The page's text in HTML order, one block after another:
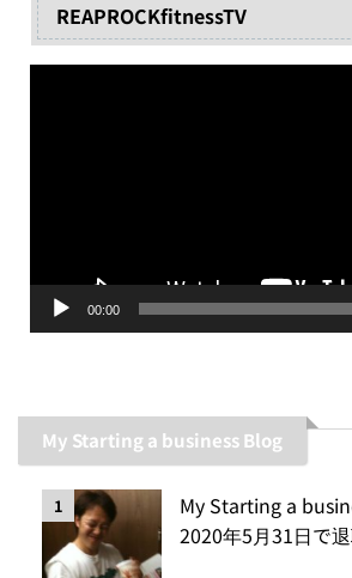
REAPROCKfitnessTV
00:00
My Starting a business Blog
1
My Starting a
2020年5月31日で退